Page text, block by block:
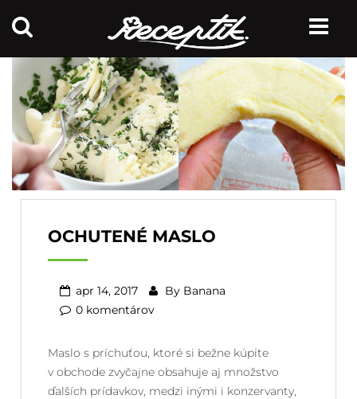
OCHUTENÉ MASLO
apr 14, 2017 By Banana
0 komentárov
Maslo s príchuťou, ktoré si bežne kúpite
v obchode zvyčajne obsahuje aj množstvo
ďalších prídavkov, medzi inými i konzervanty,